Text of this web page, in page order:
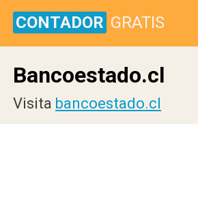
CONTADOR GRATIS
Bancoestado.cl
Visita bancoestado.cl